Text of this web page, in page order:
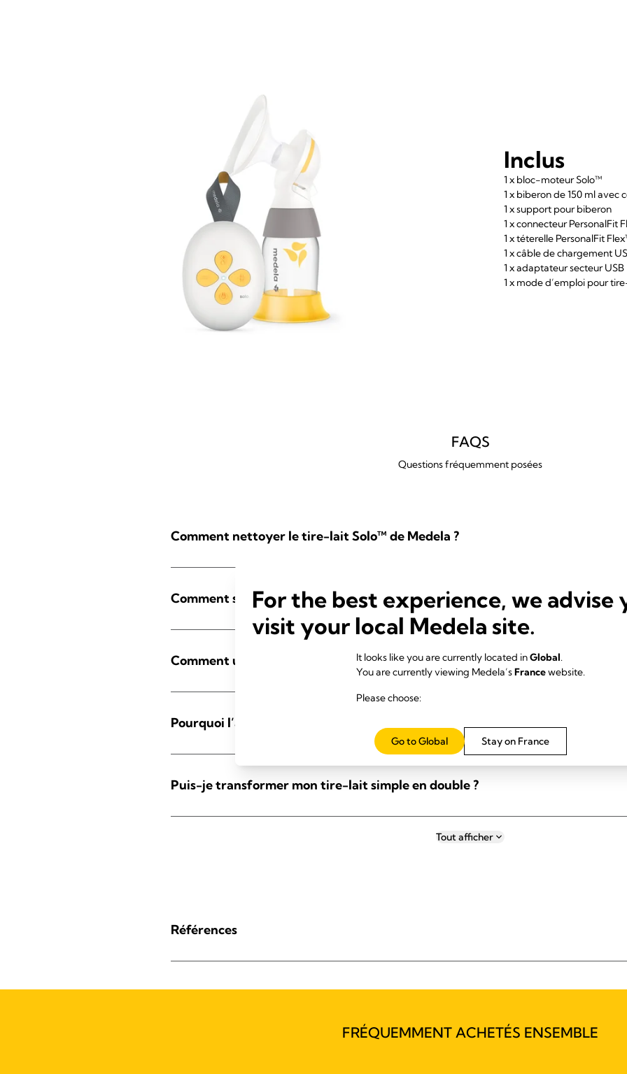
Inclus
1 x bloc-moteur Solo™
1 x biberon de 150 ml avec
1 x support pour biberon
1 x connecteur PersonalFit
1 x téterelle PersonalFit
1 x câble de chargement
1 x adaptateur secteur USB
1 x mode d’emploi pour
FAQS
Questions fréquemment posées
Comment nettoyer le tire-lait Solo™ de Medela ?
Comment stériliser le tire-lait Solo™ de Medela ?
Comment utiliser le tire-lait Solo™ de Medela ?
Pourquoi l’aspiration de mon tire-lait Solo™ de Medela est-elle plus faible ?
Puis-je transformer mon tire-lait simple en double ?
Tout afficher
Références
FRÉQUEMMENT ACHETÉS ENSEMBLE
For the best experience, we advise
visit your local Medela site.
It looks like you are currently located inGlobal.
You are currently viewing Medela’sFrancewebsite.
Please choose:
Stay on France
Go to Global